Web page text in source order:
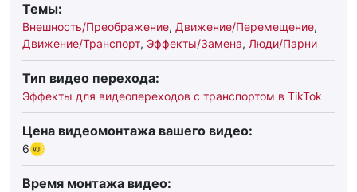
Темы:
Внешность/Преображение, Движение/Перемещение,
Движение/Транспорт, Эффекты/Замена, Люди/Парни
Тип видео перехода:
Эффекты для видеопереходов с транспортом в TikTok
Цена видеомонтажа вашего видео:
6
Время монтажа видео: